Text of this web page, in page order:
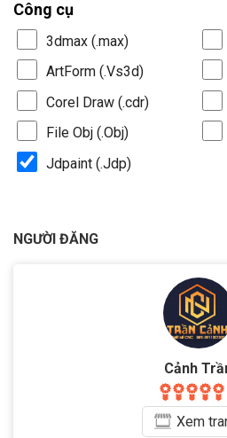
Công cụ
3dmax (.max)
ArtForm (.Vs3d)
Corel Draw (.cdr)
File Obj (.Obj)
Jdpaint (.Jdp)
NGƯỜI ĐĂNG
Cảnh
Xem